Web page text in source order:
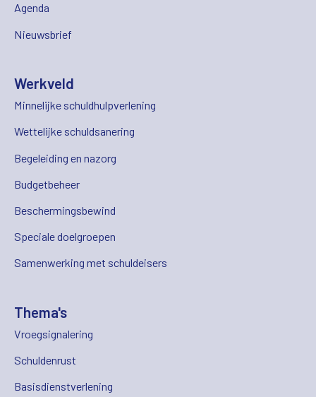
Agenda
Nieuwsbrief
Werkveld
Minnelijke schuldhulpverlening
Wettelijke schuldsanering
Begeleiding en nazorg
Budgetbeheer
Beschermingsbewind
Speciale doelgroepen
Samenwerking met schuldeisers
Thema's
Vroegsignalering
Schuldenrust
Basisdienstverlening